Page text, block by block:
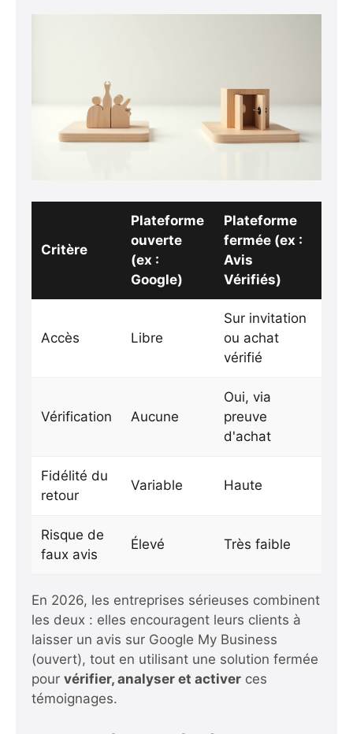
Critère
Plateforme
ouverte
(ex :
Google)
Plateforme
fermée (ex :
Avis
Vérifiés)
Accès Libre
Sur invitation
ou achat
vérifié
Vérification Aucune
Oui, via
preuve
d'achat
Fidélité du
retour
Variable Haute
Risque de
faux avis
Élevé Très faible
En 2026, les entreprises sérieuses combinent
les deux : elles encouragent leurs clients à
laisser un avis sur Google My Business
(ouvert), tout en utilisant une solution fermée
pour vérifier, analyser et activer ces
témoignages.